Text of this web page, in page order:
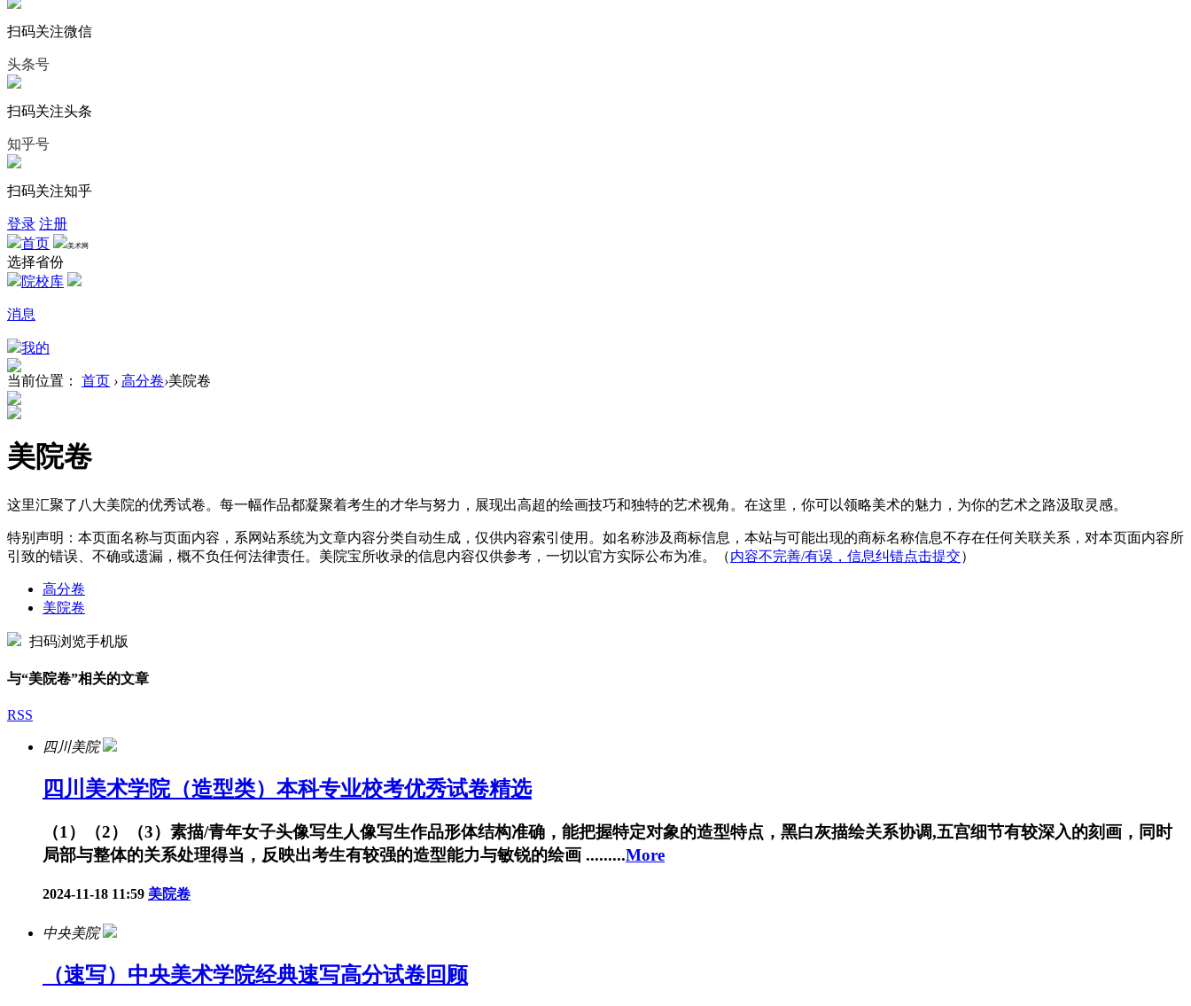
扫码关注微信
头条号
扫码关注头条
知乎号
扫码关注知乎
登录 注册
首页
美术网
选择省份
院校库
消息
我的
当前位置： 首页 › 高分卷›美院卷
美院卷
这里汇聚了八大美院的优秀试卷。每一幅作品都凝聚着考生的才华与努力，展现出高超的绘画技巧和独特的艺术视角。在这里，你可以领略美术的魅力，为你的艺术之路汲取灵感。
特别声明：本页面名称与页面内容，系网站系统为文章内容分类自动生成，仅供内容索引使用。如名称涉及商标信息，本站与可能出现的商标名称信息不存在任何关联关系，对本页面内容所
引致的错误、不确或遗漏，概不负任何法律责任。美院宝所收录的信息内容仅供参考，一切以官方实际公布为准。（内容不完善/有误，信息纠错点击提交）
高分卷
美院卷
扫码浏览手机版
与“美院卷”相关的文章
RSS
四川美院
四川美术学院（造型类）本科专业校考优秀试卷精选
（1）（2）（3）素描/青年女子头像写生人像写生作品形体结构准确，能把握特定对象的造型特点，黑白灰描绘关系协调,五宫细节有较深入的刻画，同时
局部与整体的关系处理得当，反映出考生有较强的造型能力与敏锐的绘画 .........More
2024-11-18 11:59 美院卷
中央美院
（速写）中央美术学院经典速写高分试卷回顾